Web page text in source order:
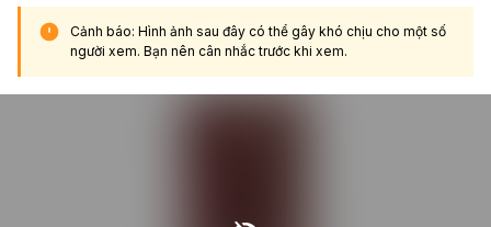
Cảnh báo: Hình ảnh sau đây có thể gây khó chịu cho một số
người xem. Bạn nên cân nhắc trước khi xem.